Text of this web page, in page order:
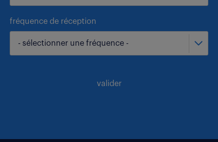
fréquence de réception
- sélectionner une fréquence -
valider